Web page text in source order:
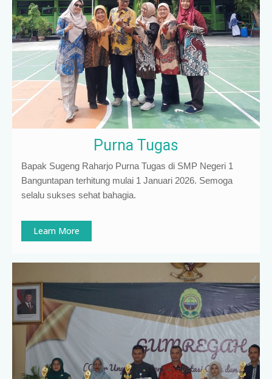
Purna Tugas
Bapak Sugeng Raharjo Purna Tugas di SMP Negeri 1
Banguntapan terhitung mulai 1 Januari 2026. Semoga
selalu sukses sehat bahagia.
Learn More